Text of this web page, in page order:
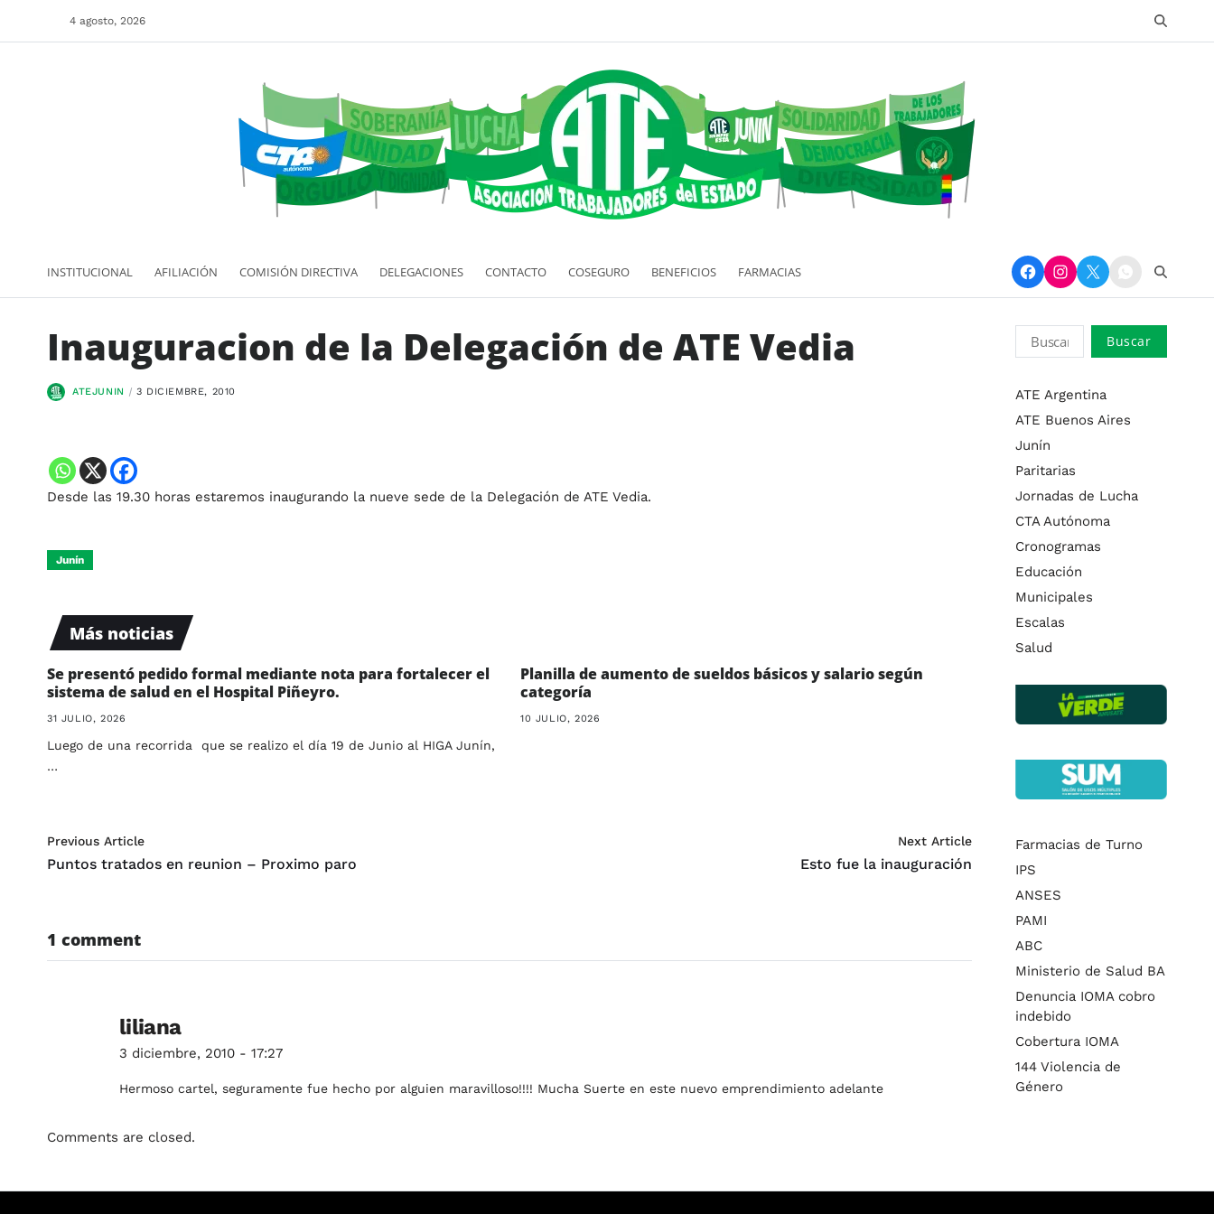
4 agosto, 2026
INSTITUCIONAL AFILIACIÓN COMISIÓN DIRECTIVA DELEGACIONES CONTACTO COSEGURO BENEFICIOS FARMACIAS
Inauguracion de la Delegación de ATE Vedia
ATEJUNIN 3 DICIEMBRE, 2010
Desde las 19.30 horas estaremos inaugurando la nueve sede de la Delegación de ATE Vedia.
Junín
Más noticias
Se presentó pedido formal mediante nota para fortalecer el
sistema de salud en el Hospital Piñeyro.
31 JULIO, 2026
Luego de una recorrida que se realizo el día 19 de Junio al HIGA Junín,
…
Planilla de aumento de sueldos básicos y salario según
categoría
10 JULIO, 2026
Previous Article
Puntos tratados en reunion – Proximo paro
Next Article
Esto fue la inauguración
1 comment
liliana
3 diciembre, 2010 - 17:27
Hermoso cartel, seguramente fue hecho por alguien maravilloso!!!! Mucha Suerte en este nuevo emprendimiento adelante
Comments are closed.
ATE Argentina
ATE Buenos Aires
Junín
Paritarias
Jornadas de Lucha
CTA Autónoma
Cronogramas
Educación
Municipales
Escalas
Salud
Farmacias de Turno
IPS
ANSES
PAMI
ABC
Ministerio de Salud BA
Denuncia IOMA cobro
indebido
Cobertura IOMA
144 Violencia de
Género